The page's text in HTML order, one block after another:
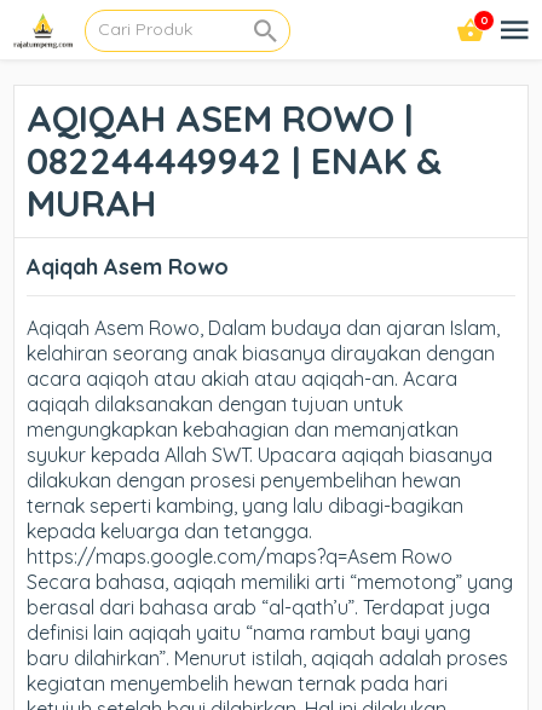
0
AQIQAH ASEM ROWO |
082244449942 | ENAK &
MURAH
Aqiqah Asem Rowo
Aqiqah Asem Rowo, Dalam budaya dan ajaran Islam,
kelahiran seorang anak biasanya dirayakan dengan
acara aqiqoh atau akiah atau aqiqah-an. Acara
aqiqah dilaksanakan dengan tujuan untuk
mengungkapkan kebahagian dan memanjatkan
syukur kepada Allah SWT. Upacara aqiqah biasanya
dilakukan dengan prosesi penyembelihan hewan
ternak seperti kambing, yang lalu dibagi-bagikan
kepada keluarga dan tetangga.
https://maps.google.com/maps?q=Asem Rowo
Secara bahasa, aqiqah memiliki arti “memotong” yang
berasal dari bahasa arab “al-qath’u”. Terdapat juga
definisi lain aqiqah yaitu “nama rambut bayi yang
baru dilahirkan”. Menurut istilah, aqiqah adalah proses
kegiatan menyembelih hewan ternak pada hari